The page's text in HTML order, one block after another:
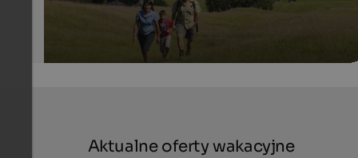
Aktualne oferty wakacyjne